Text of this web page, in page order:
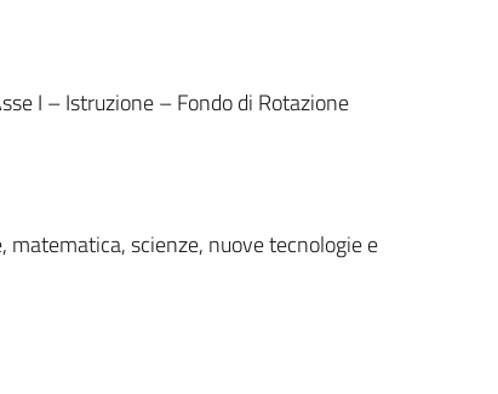
I – Istruzione – Fondo di Rotazione
scienze, nuove tecnologie e